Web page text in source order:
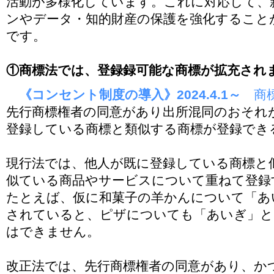
ンやデータ・知的財産の保護を強化するこ
です。
①商標法では、登録録可能な商標が拡充され
《コンセント制度の導入》2024.4.1～
商
先行商標権者の同意があり出所混同のおそ
登録している商標と類似する商標が登録で
現行法では、他人が既に登録している商標
似ている商品やサービスについて重ねて登
たとえば、仮に和菓子の羊かんについて「
されていると、ピザについても「あいぎ」
はできません。
改正法では、先行商標権者の同意があり、